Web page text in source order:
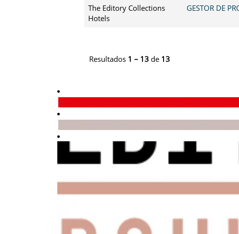
The Editory Collections
Hotels
GESTOR DE
Resultados 1 – 13 de 13